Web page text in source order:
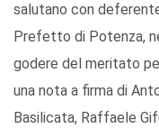
salutano con
Prefetto di Potenza,
godere del meritato
una nota a firma di
Basilicata, Raffaele